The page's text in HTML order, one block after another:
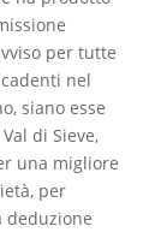
per tutte
nel
siano esse
di Sieve,
una migliore
per